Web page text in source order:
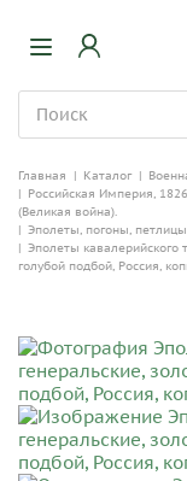
Главная | Каталог |
| Российская Империя,
(Великая война).
| Эполеты, погоны, петлицы
| Эполеты кавалерийского
голубой подбой, Россия,